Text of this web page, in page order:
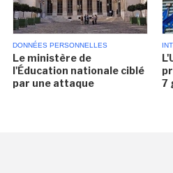
DONNÉES PERSONNELLES
Le ministère de
l'Éducation nationale ciblé
par une attaque
7